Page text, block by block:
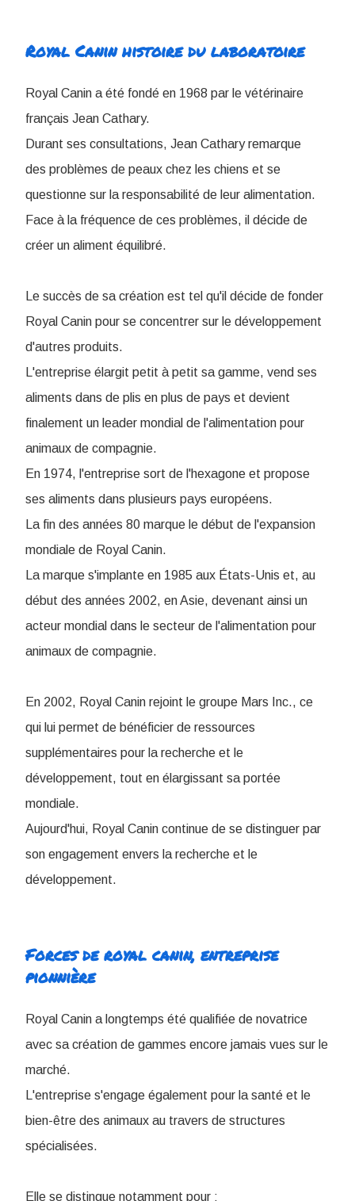
Royal Canin histoire du laboratoire
Royal Canin a été fondé en 1968 par le vétérinaire
français Jean Cathary.
Durant ses consultations, Jean Cathary remarque
des problèmes de peaux chez les chiens et se
questionne sur la responsabilité de leur alimentation.
Face à la fréquence de ces problèmes, il décide de
créer un aliment équilibré.
Le succès de sa création est tel qu'il décide de fonder
Royal Canin pour se concentrer sur le développement
d'autres produits.
L'entreprise élargit petit à petit sa gamme, vend ses
aliments dans de plis en plus de pays et devient
finalement un leader mondial de l'alimentation pour
animaux de compagnie.
En 1974, l'entreprise sort de l'hexagone et propose
ses aliments dans plusieurs pays européens.
La fin des années 80 marque le début de l'expansion
mondiale de Royal Canin.
La marque s'implante en 1985 aux États-Unis et, au
début des années 2002, en Asie, devenant ainsi un
acteur mondial dans le secteur de l'alimentation pour
animaux de compagnie.
En 2002, Royal Canin rejoint le groupe Mars Inc., ce
qui lui permet de bénéficier de ressources
supplémentaires pour la recherche et le
développement, tout en élargissant sa portée
mondiale.
Aujourd'hui, Royal Canin continue de se distinguer par
son engagement envers la recherche et le
développement.
Forces de royal canin, entreprise
pionnière
Royal Canin a longtemps été qualifiée de novatrice
avec sa création de gammes encore jamais vues sur le
marché.
L'entreprise s'engage également pour la santé et le
bien-être des animaux au travers de structures
spécialisées.
Elle se distingue notamment pour :